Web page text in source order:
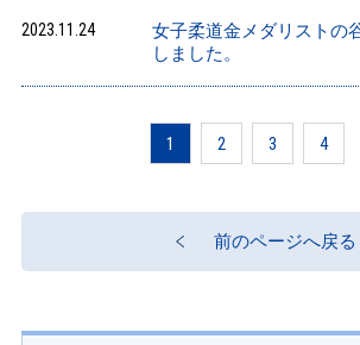
2023.11.24
女子柔道金メダリストの
しました。
1 2 3 4
前のページへ戻る